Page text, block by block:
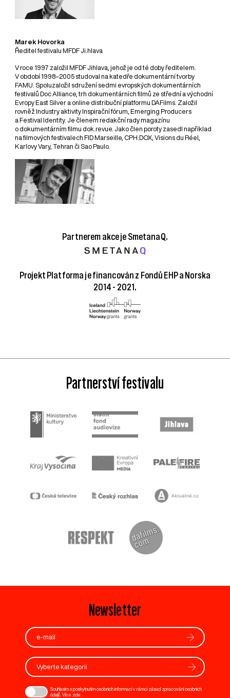
Marek Hovorka
Ředitel festivalu MFDF Ji.hlava
V roce 1997 založil MFDF Jihlava, jehož je od té doby ředitelem.
V období 1998–2005 studoval na katedře dokumentární tvorby
FAMU. Spoluzaložil sdružení sedmi evropských dokumentárních
festivalů Doc Alliance, trh dokumentárních filmů ze střední a východní
Evropy East Silver a online distribuční platformu DAFilms. Založil
rovněž Industry aktivity Inspirační fórum, Emerging Producers
a Festival Identity. Je členem redakční rady magazínu
o dokumentárním filmu dok.revue. Jako člen poroty zasedl například
na filmových festivalech FID Marseille, CPH:DOX, Visions du Réel,
Karlovy Vary, Tehran či Sao Paulo.
Partnerem akce je SmetanaQ.
Projekt Platforma je financován z Fondů EHP a Norska
2014 - 2021.
Partnerství festivalu
Newsletter
Vyberte kategorii
Souhlasím s poskytnutím osobních informací v rámci zásad zpracování osobních
údajů. Více zde